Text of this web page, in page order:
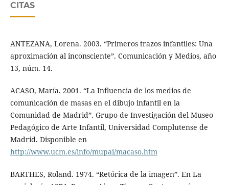
CITAS
ANTEZANA, Lorena. 2003. “Primeros trazos infantiles: Una
aproximación al inconsciente”. Comunicación y Medios, año
13, núm. 14.
ACASO, María. 2001. “La Influencia de los medios de
comunicación de masas en el dibujo infantil en la
Comunidad de Madrid”. Grupo de Investigación del Museo
Pedagógico de Arte Infantil, Universidad Complutense de
Madrid. Disponible en
http://www.ucm.es/info/mupai/macaso.htm
BARTHES, Roland. 1974. “Retórica de la imagen”. En La